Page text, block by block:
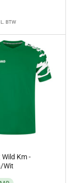
BTW
Km -
Wit